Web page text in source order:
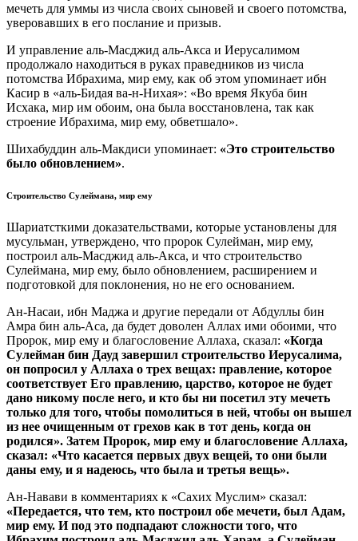
мечеть для уммы из числа своих сыновей и своего потомства,
уверовавших в его послание и призыв.
И управление аль-Масджид аль-Акса и Иерусалимом
продолжало находиться в руках праведников из числа
потомства Ибрахима, мир ему, как об этом упоминает ибн
Касир в «аль-Бидая ва-н-Нихая»: «Во время Якуба бин
Исхака, мир им обоим, она была восстановлена, так как
строение Ибрахима, мир ему, обветшало».
Шихабуддин аль-Макдиси упоминает: «Это строительство
было обновлением».
Строительство Сулеймана, мир ему
Шариатсткими доказательствами, которые установлены для
мусульман, утверждено, что пророк Сулейман, мир ему,
построил аль-Масджид аль-Акса, и что строительство
Сулеймана, мир ему, было обновлением, расширением и
подготовкой для поклонения, но не его основанием.
Ан-Насаи, ибн Маджа и другие передали от Абдуллы бин
Амра бин аль-Аса, да будет доволен Аллах ими обоими, что
Пророк, мир ему и благословение Аллаха, сказал: «Когда
Сулейман бин Дауд завершил строительство Иерусалима,
он попросил у Аллаха о трех вещах: правление, которое
соответствует Его правлению, царство, которое не будет
дано никому после него, и кто бы ни посетил эту мечеть
только для того, чтобы помолиться в ней, чтобы он вышел
из нее очищенным от грехов как в тот день, когда он
родился». Затем Пророк, мир ему и благословение Аллаха,
сказал: «Что касается первых двух вещей, то они были
даны ему, и я надеюсь, что была и третья вещь».
Ан-Навави в комментариях к «Сахих Муслим» сказал:
«Передается, что тем, кто построил обе мечети, был Адам,
мир ему. И под это подпадают сложности того, что